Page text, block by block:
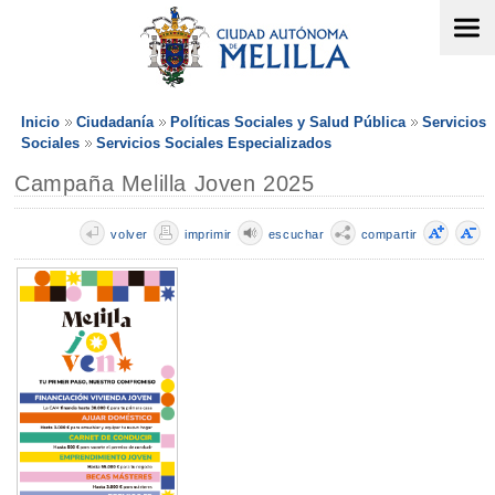
Inicio Ciudadanía Políticas Sociales y Salud Pública
Servicios
Sociales
Servicios Sociales Especializados
Campaña Melilla Joven 2025
compartir
escuchar
imprimir
volver